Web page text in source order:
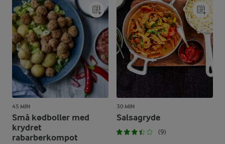
45 MIN
Små kødboller med
krydret
rabarberkompot
30 MIN
Salsagryde
(9)